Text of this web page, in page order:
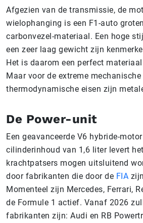
Afgezien van de transmissie, de
wielophanging is een F1-auto
carbonvezel-materiaal. Een hoge
een zeer laag gewicht zijn
Het is daarom een perfect
Maar voor de extreme mechanische
thermodynamische eisen zijn
De Power-unit
Een geavanceerde V6 hybride-
cilinderinhoud van 1,6 liter levert
krachtpatsers mogen uitsluitend
door fabrikanten die door de FIA
Momenteel zijn Mercedes, Ferrari,
de Formule 1 actief. Vanaf 2026
fabrikanten zijn: Audi en RB